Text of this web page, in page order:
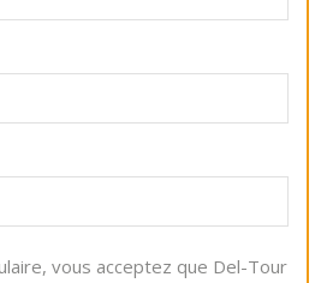
vous acceptez que Del-Tour